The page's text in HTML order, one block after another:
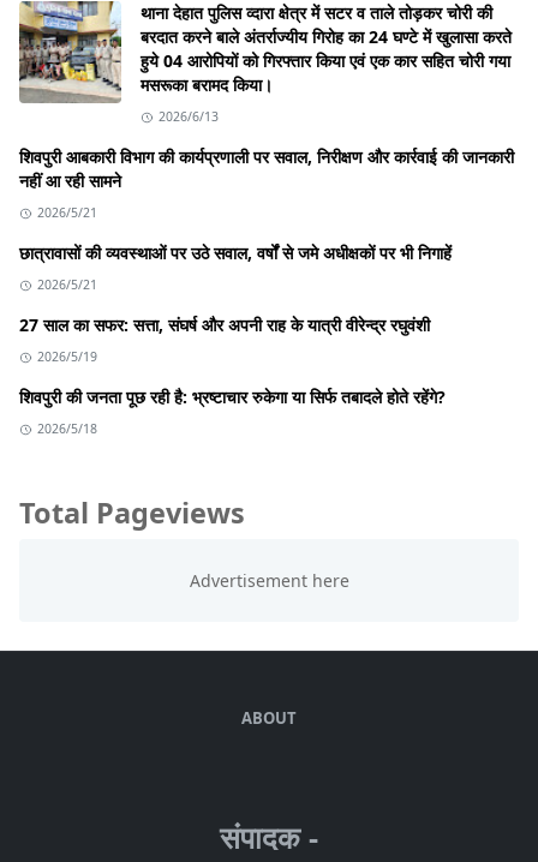
थाना देहात पुलिस व्दारा क्षेत्र में सटर व ताले तोड़कर चोरी की
बरदात करने बाले अंतर्राज्यीय गिरोह का 24 घण्टे में खुलासा करते
हुये 04 आरोपियों को गिरफ्तार किया एवं एक कार सहित चोरी गया
मसरूका बरामद किया।
2026/6/13
शिवपुरी आबकारी विभाग की कार्यप्रणाली पर सवाल, निरीक्षण और कार्रवाई की जानकारी
नहीं आ रही सामने
2026/5/21
छात्रावासों की व्यवस्थाओं पर उठे सवाल, वर्षों से जमे अधीक्षकों पर भी निगाहें
2026/5/21
27 साल का सफर: सत्ता, संघर्ष और अपनी राह के यात्री वीरेन्द्र रघुवंशी
2026/5/19
शिवपुरी की जनता पूछ रही है: भ्रष्टाचार रुकेगा या सिर्फ तबादले होते रहेंगे?
2026/5/18
Total Pageviews
ABOUT
संपादक -